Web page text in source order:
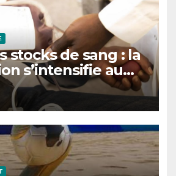
stocks de sang : la
s’intensifie au